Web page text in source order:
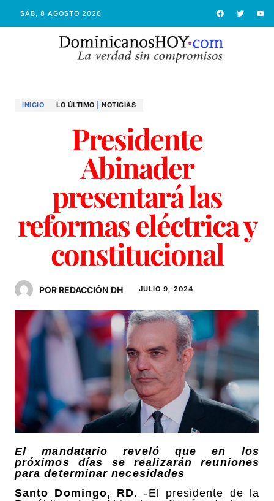
SÁB, 8 AGOSTO 2026
INICIO LO ÚLTIMO NOTICIAS
Presidente
Abinader
presentará las
reformas eléctrica y
constitucional
POR REDACCIÓN DH JULIO 9, 2024
El mandatario reveló que en los
próximos días se realizarán reuniones
para determinar necesidades
Santo Domingo, RD. -El presidente de la